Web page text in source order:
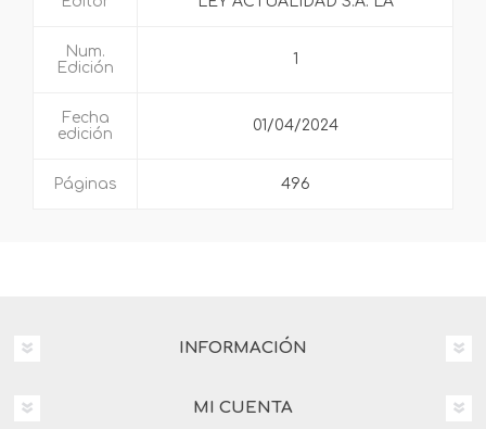
Num.
Edición
1
Fecha
edición
01/04/2024
Páginas 496
INFORMACIÓN
MI CUENTA